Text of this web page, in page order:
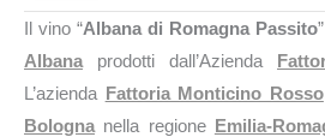
Il vino “Albana di Romagna Passito
Albana prodotti dall’Azienda
L’azienda Fattoria Monticino Rosso
Bologna nella regione Emilia-